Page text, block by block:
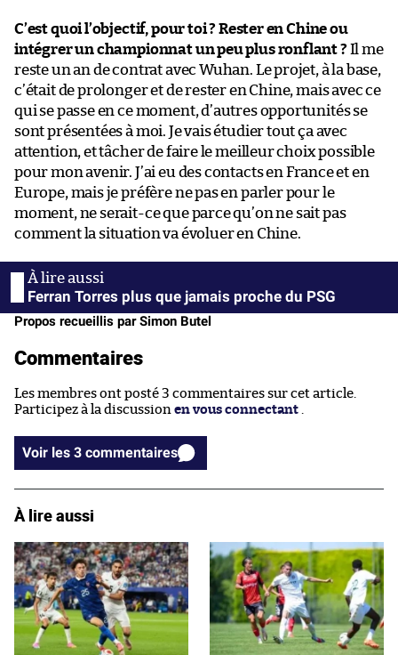
C’est quoi l’objectif, pour toi ? Rester en Chine ou
intégrer un championnat un peu plus ronflant ? Il me
reste un an de contrat avec Wuhan. Le projet, à la base,
c’était de prolonger et de rester en Chine, mais avec ce
qui se passe en ce moment, d’autres opportunités se
sont présentées à moi. Je vais étudier tout ça avec
attention, et tâcher de faire le meilleur choix possible
pour mon avenir. J’ai eu des contacts en France et en
Europe, mais je préfère ne pas en parler pour le
moment, ne serait-ce que parce qu’on ne sait pas
comment la situation va évoluer en Chine.
Ferran Torres plus que jamais proche du PSG
Propos recueillis par Simon Butel
Commentaires
Les membres ont posté 3 commentaires sur cet article.
Participez à la discussion en vous connectant .
Voir les 3 commentaires
À lire aussi